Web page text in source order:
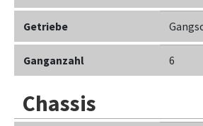
Getriebe
Ganganzahl 6
Chassis